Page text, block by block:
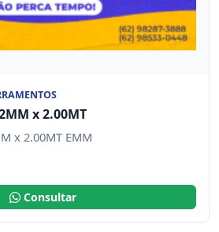
x 2.00MT
x 2.00MT EMM
Consultar